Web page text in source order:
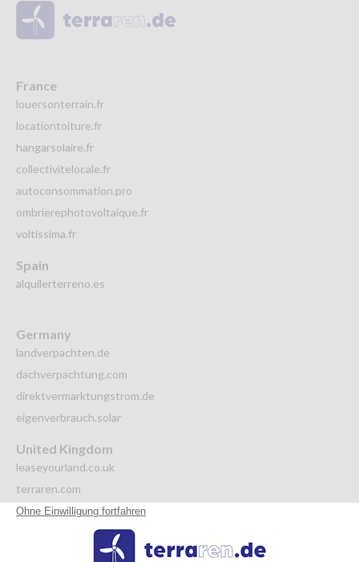
France
louersonterrain.fr
locationtoiture.fr
hangarsolaire.fr
collectivitelocale.fr
autoconsommation.pro
ombrierephotovoltaique.fr
voltissima.fr
Spain
alquilerterreno.es
Germany
landverpachten.de
dachverpachtung.com
direktvermarktungstrom.de
eigenverbrauch.solar
United Kingdom
leaseyourland.co.uk
terraren.com
autoproduzione.solar